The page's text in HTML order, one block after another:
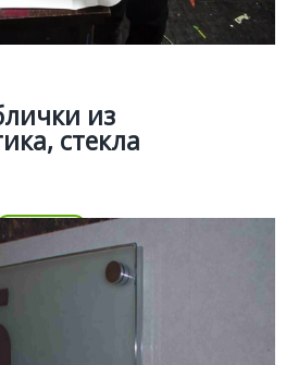
из
стекла
Цена
табличек с режимом работы,
объемными, знаками и логотипом